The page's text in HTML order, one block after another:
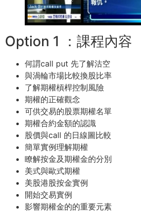
Option 1 ：課程內容
何謂call put 先了解沽空
與渦輪市場比較換股比率
了解期權槓桿控制風險
期權的正確觀念
可供交易的股票期權名單
期權合約金額的認識
股價與call 的日線圖比較
簡單實例理解期權
瞭解按金及期權金的分別
美式與歐式期權
美股港股按金實例
開始交易實例
影響期權金的的重要元素